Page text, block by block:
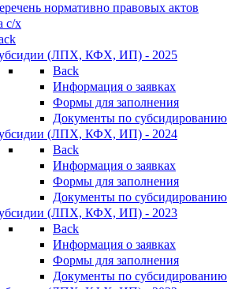
нормативно правовых актов
с/х
(ЛПХ, КФХ, ИП) - 2025
Back
Информация о заявках
Формы для заполнения
Документы по субсидированию
(ЛПХ, КФХ, ИП) - 2024
Back
Информация о заявках
Формы для заполнения
Документы по субсидированию
(ЛПХ, КФХ, ИП) - 2023
Back
Информация о заявках
Формы для заполнения
Документы по субсидированию